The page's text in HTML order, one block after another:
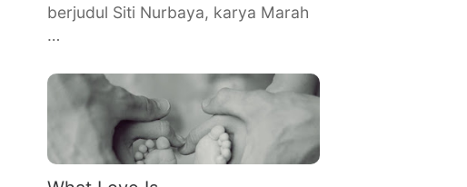
berjudul Siti Nurbaya, karya Marah
…